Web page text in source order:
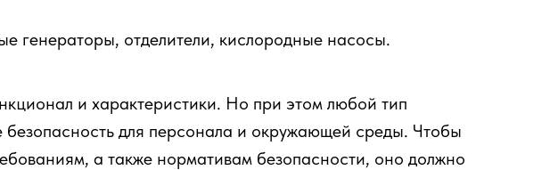
генераторы, отделители, кислородные насосы.
и характеристики. Но при этом любой тип
для персонала и окружающей среды. Чтобы
а также нормативам безопасности, оно должно